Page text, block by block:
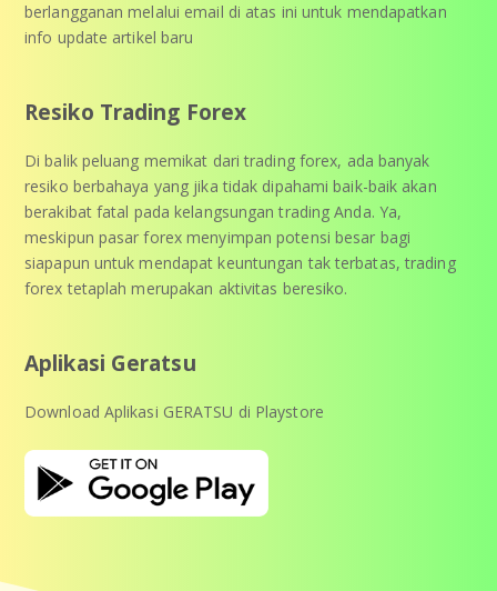
berlangganan melalui email di atas ini untuk mendapatkan
info update artikel baru
Resiko Trading Forex
Di balik peluang memikat dari trading forex, ada banyak
resiko berbahaya yang jika tidak dipahami baik-baik akan
berakibat fatal pada kelangsungan trading Anda. Ya,
meskipun pasar forex menyimpan potensi besar bagi
siapapun untuk mendapat keuntungan tak terbatas, trading
forex tetaplah merupakan aktivitas beresiko.
Aplikasi Geratsu
Download Aplikasi GERATSU di Playstore